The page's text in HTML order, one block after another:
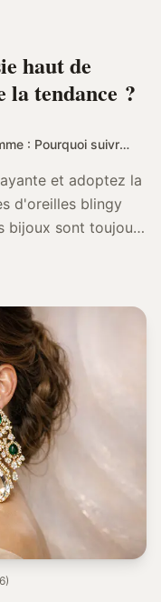
haut de
la tendance ?
Boucles d’oreilles fantaisie haut de gamme : Pourquoi suivre la tendance ?
et adoptez la
d'oreilles blingy
bijoux sont toujours
mettr...